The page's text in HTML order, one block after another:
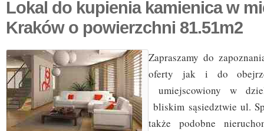
Lokal do kupienia kamienica w
Kraków o powierzchni 81.51m2
Zapraszamy do
oferty jak i do
umiejscowiony w
bliskim sąsiedztwie ul.
także podobne